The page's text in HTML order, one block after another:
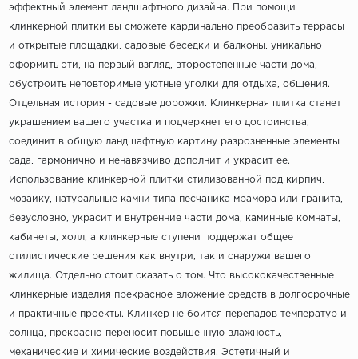
эффектный элемент ландшафтного дизайна. При помощи
клинкерной плитки вы сможете кардинально преобразить террасы
и открытые площадки, садовые беседки и балконы, уникально
оформить эти, на первый взгляд, второстепенные части дома,
обустроить неповторимые уютные уголки для отдыха, общения.
Отдельная история - садовые дорожки. Клинкерная плитка станет
украшением вашего участка и подчеркнет его достоинства,
соединит в общую ландшафтную картину разрозненные элементы
сада, гармонично и ненавязчиво дополнит и украсит ее.
Использование клинкерной плитки стилизованной под кирпич,
мозаику, натуральные камни типа песчаника мрамора или гранита,
безусловно, украсит и внутренние части дома, каминные комнаты,
кабинеты, холл, а клинкерные ступени поддержат общее
стилистические решения как внутри, так и снаружи вашего
жилища. Отдельно стоит сказать о том. Что высококачественные
клинкерные изделия прекрасное вложение средств в долгосрочные
и практичные проекты. Клинкер не боится перепадов температур и
солнца, прекрасно переносит повышенную влажность,
механические и химические воздействия. Эстетичный и